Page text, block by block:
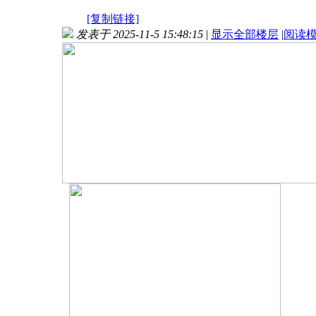
[复制链接]
发表于 2025-11-5 15:48:15 | 显示全部楼层 |阅读